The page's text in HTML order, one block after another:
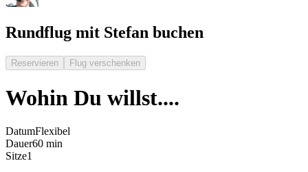
Rundflug mit Stefan buchen
Reservieren Flug verschenken
Wohin Du willst....
DatumFlexibel
Dauer60 min
Sitze1